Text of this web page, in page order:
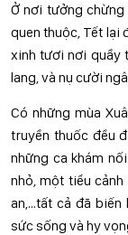
Ở nơi tưởng
quen thuộc, Tết lại
xinh tươi nơi quầy
lang, và nụ cười
Có những mùa
truyền thuốc đều
những ca khám
nhỏ, một tiểu
an,…tất cả đã biến
sức sống và hy